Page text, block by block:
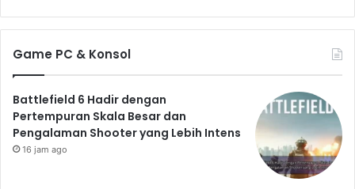
Game PC & Konsol
Battlefield 6 Hadir dengan
Pertempuran Skala Besar dan
Pengalaman Shooter yang Lebih Intens
16 jam ago